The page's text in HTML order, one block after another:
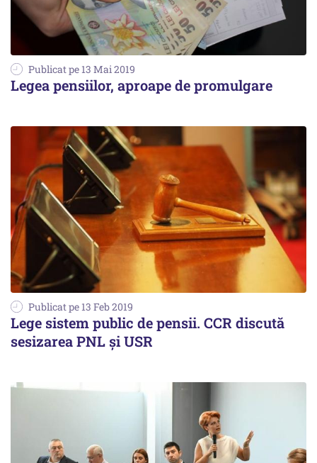
Publicat pe 13 Mai 2019
Legea pensiilor, aproape de promulgare
Publicat pe 13 Feb 2019
Lege sistem public de pensii. CCR discută
sesizarea PNL şi USR